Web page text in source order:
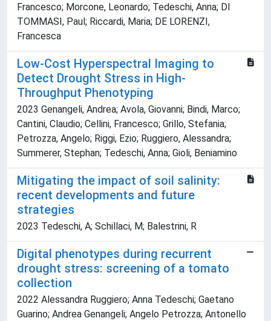
Francesco; Morcone, Leonardo; Tedeschi, Anna; DI
TOMMASI, Paul; Riccardi, Maria; DE LORENZI,
Francesca
Low-Cost Hyperspectral Imaging to
Detect Drought Stress in High-
Throughput Phenotyping
2023 Genangeli, Andrea; Avola, Giovanni; Bindi, Marco;
Cantini, Claudio; Cellini, Francesco; Grillo, Stefania;
Petrozza, Angelo; Riggi, Ezio; Ruggiero, Alessandra;
Summerer, Stephan; Tedeschi, Anna; Gioli, Beniamino
Mitigating the impact of soil salinity:
recent developments and future
strategies
2023 Tedeschi, A; Schillaci, M; Balestrini, R
Digital phenotypes during recurrent
drought stress: screening of a tomato
collection
2022 Alessandra Ruggiero; Anna Tedeschi; Gaetano
Guarino; Andrea Genangeli; Angelo Petrozza; Antonello